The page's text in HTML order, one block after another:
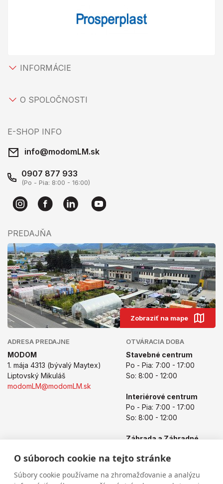
O súboroch cookie na tejto stránke
Súbory cookie používame na zhromažďovanie a analýzu
INFORMÁCIE
O SPOLOČNOSTI
E-SHOP INFO
info@modomLM.sk
0907 877 933
(Po - Pia: 8:00 - 16:00)
PREDAJŇA
Zobraziť na mape
ADRESA PREDAJNE
MODOM
1. mája 4313 (bývalý Maytex)
Liptovský Mikuláš
modomLM@modomLM.sk
OTVÁRACIA DOBA
Stavebné centrum
Po - Pia: 7:00 - 17:00
So: 8:00 - 12:00
Interiérové centrum
Po - Pia: 7:00 - 17:00
So: 8:00 - 12:00
Záhrada a Záhradné
Po - Pia: 8:00 - 17:00
So: 8:00 - 12:00